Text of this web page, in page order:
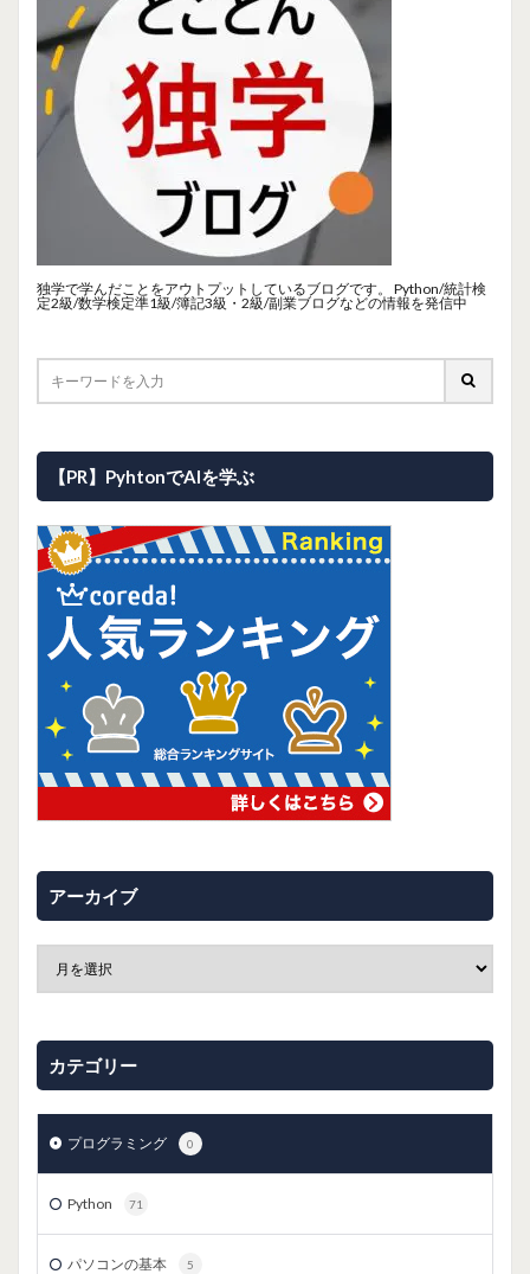
独学で学んだことをアウトプットしているブログです。 Python/統計検
定2級/数学検定準1級/簿記3級・2級/副業ブログなどの情報を発信中
【PR】PyhtonでAIを学ぶ
アーカイブ
カテゴリー
プログラミング 0
Python 71
パソコンの基本 5